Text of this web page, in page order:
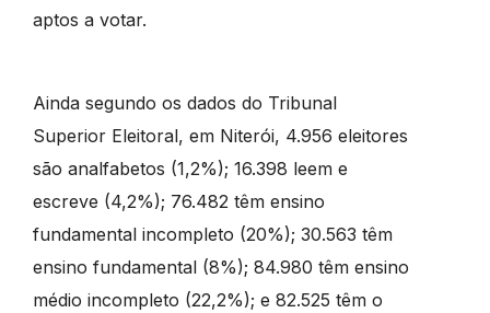
aptos a votar.
Ainda segundo os dados do Tribunal
Superior Eleitoral, em Niterói, 4.956 eleitores
são analfabetos (1,2%); 16.398 leem e
escreve (4,2%); 76.482 têm ensino
fundamental incompleto (20%); 30.563 têm
ensino fundamental (8%); 84.980 têm ensino
médio incompleto (22,2%); e 82.525 têm o